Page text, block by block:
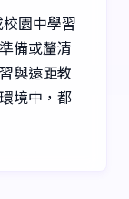
園中學習
備或釐清
與遠距教
境中，都